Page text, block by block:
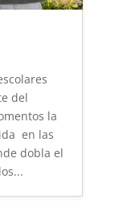
del
la
en las
dobla el